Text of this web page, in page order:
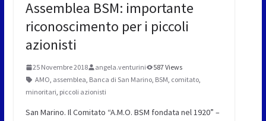
Assemblea BSM: importante
riconoscimento per i piccoli
azionisti
25 Novembre 2018 angela.venturini
587 Views
AMO, assemblea, Banca di San Marino, BSM, comitato,
minoritari, piccoli azionisti
San Marino. Il Comitato “A.M.O. BSM fondata nel 1920” –